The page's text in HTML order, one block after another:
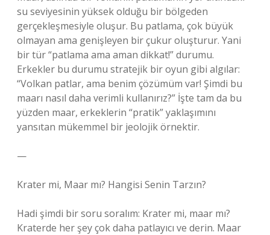
su seviyesinin yüksek olduğu bir bölgeden
gerçekleşmesiyle oluşur. Bu patlama, çok büyük
olmayan ama genişleyen bir çukur oluşturur. Yani
bir tür “patlama ama aman dikkat!” durumu.
Erkekler bu durumu stratejik bir oyun gibi algılar:
“Volkan patlar, ama benim çözümüm var! Şimdi bu
maarı nasıl daha verimli kullanırız?” İşte tam da bu
yüzden maar, erkeklerin “pratik” yaklaşımını
yansıtan mükemmel bir jeolojik örnektir.
—
Krater mi, Maar mı? Hangisi Senin Tarzın?
Hadi şimdi bir soru soralım: Krater mi, maar mı?
Kraterde her şey çok daha patlayıcı ve derin. Maar